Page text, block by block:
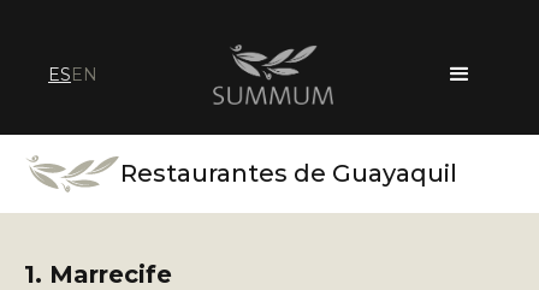
ESEN
Restaurantes de Guayaquil
1. Marrecife